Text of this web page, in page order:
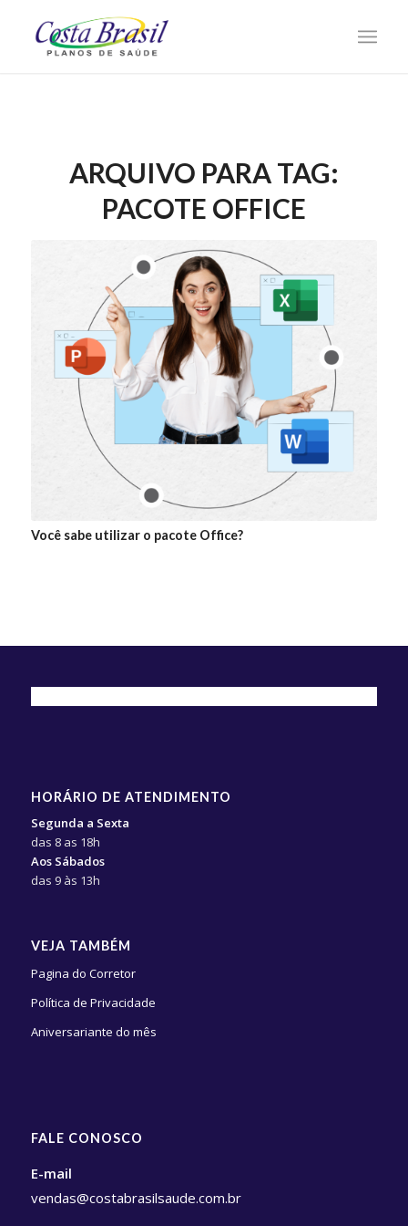
ARQUIVO PARA TAG:
PACOTE OFFICE
Você sabe utilizar o pacote Office?
HORÁRIO DE ATENDIMENTO
Segunda a Sexta
das 8 as 18h
Aos Sábados
das 9 às 13h
VEJA TAMBÉM
Pagina do Corretor
Política de Privacidade
Aniversariante do mês
FALE CONOSCO
E-mail
vendas@costabrasilsaude.com.br